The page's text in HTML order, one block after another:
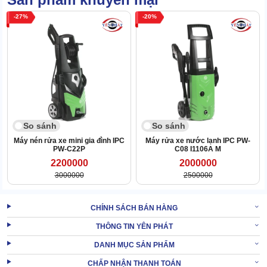
Khi cần có thể tăng hạ áp suất theo 2 cách: chỉnh cò súng hoặc
27
So sánh
Máy nén rửa xe mini gia đình IPC
PW-C22P
2200000
3000000
20
So sánh
Máy rửa xe nước lạnh IPC PW-
C08 I1106A M
2000000
2500000
CHÍNH SÁCH BÁN HÀNG
THÔNG TIN YÊN PHÁT
DANH MỤC SẢN PHẨM
CHẤP NHẬN THANH TOÁN